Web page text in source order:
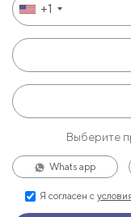
+1
Выберите
Whats app
Я согласен с